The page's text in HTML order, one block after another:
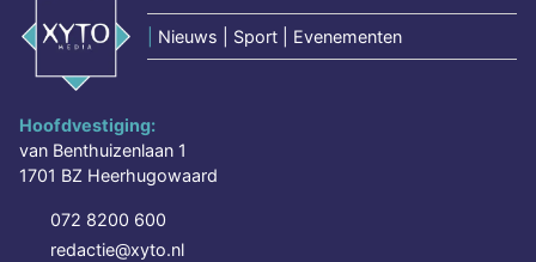
Nieuws | Sport | Evenementen
Hoofdvestiging:
van Benthuizenlaan 1
1701 BZ Heerhugowaard
072 8200 600
redactie@xyto.nl